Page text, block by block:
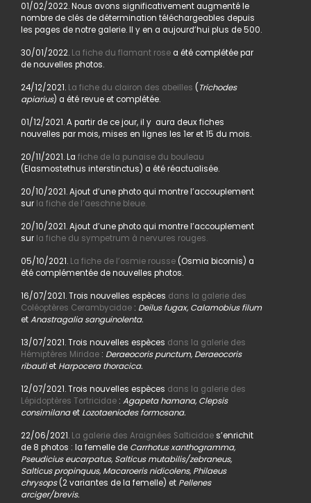
01/02/2022. Nous avons significativement augmenté le
nombre de clés de détermination téléchargeables depuis
les pages de notre galerie. Il y en a aujourd’hui plus de 500.
30/01/2022. La fiche du flamant rosea été complétée par
de nouvelles photos.
24/12/2021. La fiche du clairon des abeilles (Trichodes
apiarius) a été revue et complétée.
01/12/2021. A partir de ce jour, il y aura deux fiches
nouvelles par mois, mises en lignes les 1er et 15 du mois.
20/11/2021. La fiche de la punaise du bouleau
(Elasmostethus interstinctus) a été réactualisée.
20/10/2021. Ajout d’une photo qui montre l’accouplement
sur la fiche de l’aeschne bleue.
20/10/2021. Ajout d’une photo qui montre l’accouplement
sur la fiche du sympetrum à nervures rouges.
05/10/2021. La fiche de l’osmie rousse(Osmia bicornis) a
été complémentée de nouvelles photos.
16/07/2021. Trois nouvelles espèces dans la galerie des
Coléoptères Cerambycidae: Deilus fugax, Calamobius filum
etAnastragalia sanguinolenta.
13/07/2021. Trois nouvelles espèces dans la galerie des
Hémiptères Miridae: Deraeocoris punctum, Deraeocoris
ribautiet Harpocera thoracica.
12/07/2021. Trois nouvelles espèces dans la galerie des
Lépidoptères Tortricidae: Agapeta hamana, Clepsis
consimilanaet Lozotaeniodes formosana.
22/06/2021. La galerie des Araignées Salticidaes’enrichit
de 8 photos : la femelle de Carrhotus xanthogramma,
Pseudicius eucarpatus, Salticus mutabilis/zebraneus,
Salticus propinquus, Macaroeris nidicolens, Philaeus
chrysops(2 variantes de la femelle) et Pellenes
arciger/brevis.